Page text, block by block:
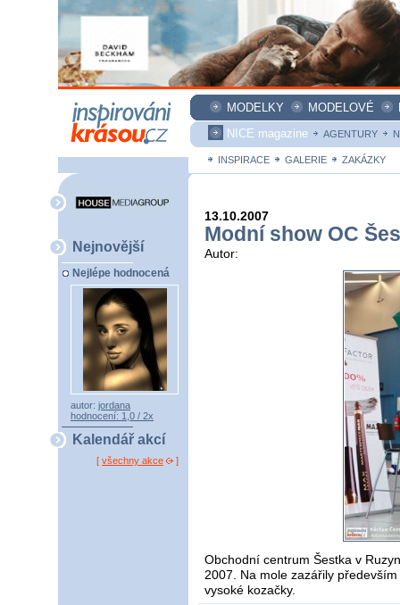
MODELKY MODELOVÉ
NICE magazine
AGENTURY
INSPIRACE GALERIE ZAKÁZKY
Nejnovější
Nejlépe hodnocená
autor: jordana
hodnocení: 1,0 / 2x
Kalendář akcí
[ všechny akce ]
13.10.2007
Modní show OC
Autor:
Obchodní centrum Šestka v
2007. Na mole zazářily
vysoké kozačky.